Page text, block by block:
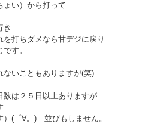
ょい）から打って
き
打ちダメなら甘デジに戻り
す。
いこともありますが(笑)
数は２５日以上ありますが
）(゜∀。) 並びもしません。